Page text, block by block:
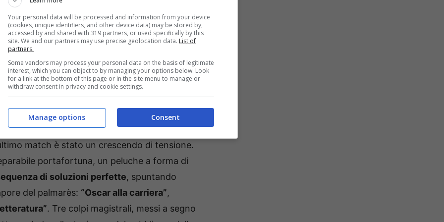
l’attenzione del pubblico in studio e a casa,
e dalla simpatia spontanea. Ma il meglio
puntata di ieri, con un
da sempre considerata il traguardo più
scesa dalla pedana per essere consegnata
e la difficoltà tipica dei turni conclusivi,
match è stato un crescendo di tensione.
portafortuna, un peluche a forma di
di soluzioni perfette, spuntando
del palmarès: “Oscar alla carriera”,
. Tre colpi magistrali, messi a segno
Your personal data will be processed and information from your device
(cookies, unique identifiers, and other device data) may be stored by,
accessed by and shared with 319 partners, or used specifically by this
site. We and our partners may use precise geolocation data. List of
partners.
Some vendors may process your personal data on the basis of legitimate
interest, which you can object to by managing your options below. Look
for a link at the bottom of this page or in the site menu to manage or
withdraw consent in privacy and cookie settings.
Consent
Manage options